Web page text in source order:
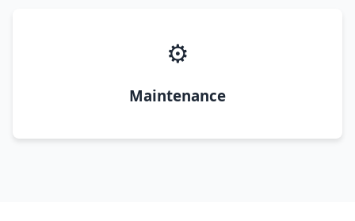
⚙️
Maintenance